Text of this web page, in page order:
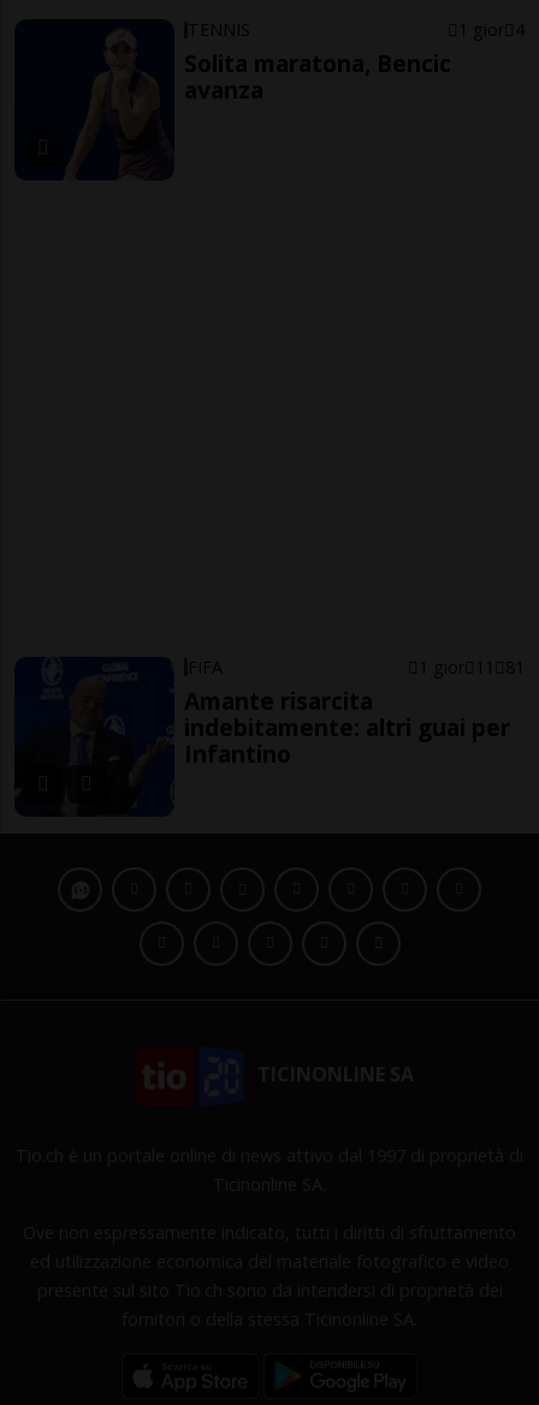
TENNIS 1 gior 4
Solita maratona, Bencic
avanza
FIFA 1 gior 11 81
Amante risarcita
indebitamente: altri guai per
Infantino